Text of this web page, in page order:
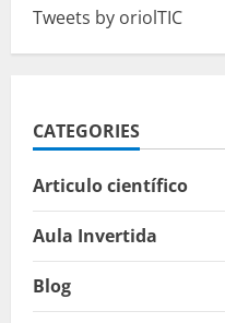
Tweets by oriolTIC
CATEGORIES
Articulo científico
Aula Invertida
Blog